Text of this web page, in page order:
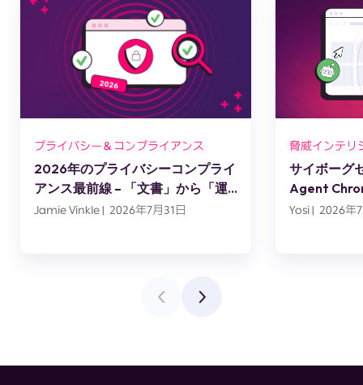
プライバシー＆コンプライアンス
2026年のプライバシーコンプライ
アンス最前線 – 「文書」から「運
用」へ
Jamie Vinkle | 2026年7月31日
脅威インテリ
サイボーグ
Agent
スエンジニ
Yosi | 2026年